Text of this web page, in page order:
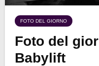
FOTO DEL GIORNO
Foto del
Babylift